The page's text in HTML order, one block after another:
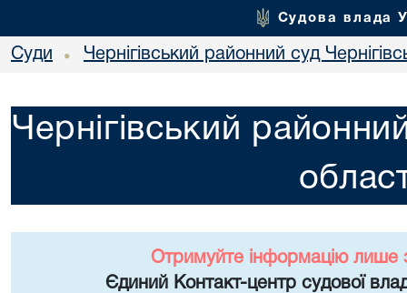
Судова влада
Суди • Чернігівський районний суд
Чернігівський
Отримуйте інформацію лише
Єдиний Контакт-центр судової